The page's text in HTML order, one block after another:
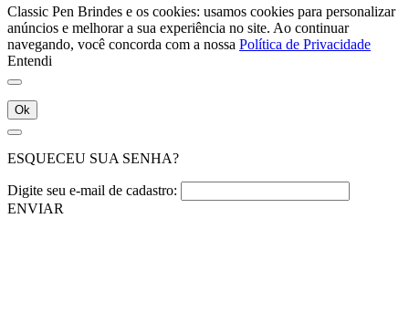
Classic Pen Brindes e os cookies: usamos cookies para personalizar
anúncios e melhorar a sua experiência no site. Ao continuar
navegando, você concorda com a nossa Política de Privacidade
Entendi
Ok
ESQUECEU SUA SENHA?
Digite seu e-mail de cadastro:
ENVIAR